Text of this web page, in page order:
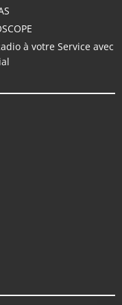
à votre Service avec